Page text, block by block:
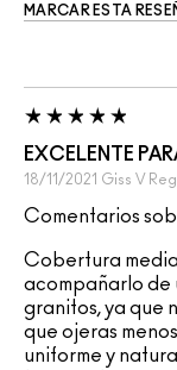
MARCAR ESTA
EXCELENTE
18/11/2021 Giss V
Comentarios
Cobertura media
acompañarlo de
granitos, ya que
que ojeras
uniforme y